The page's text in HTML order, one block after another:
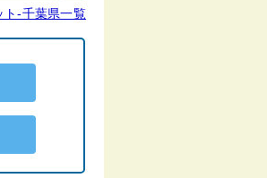
ト-千葉県一覧